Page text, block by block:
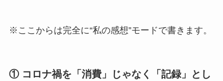
※ここからは完全に“私の感想”モードで書きます。
① コロナ禍を「消費」じゃなく「記録」とし